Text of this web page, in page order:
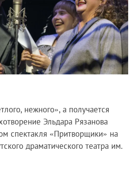
нежного», а получается
Эльдара Рязанова
спектакля «Притворщики» на
драматического театра им.